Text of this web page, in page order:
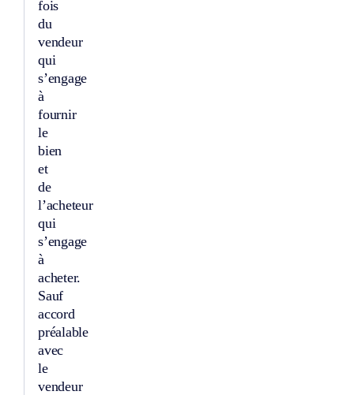
fois
du
vendeur
qui
s’engage
à
fournir
le
bien
et
de
l’acheteur
qui
s’engage
à
acheter.
Sauf
accord
préalable
avec
le
vendeur